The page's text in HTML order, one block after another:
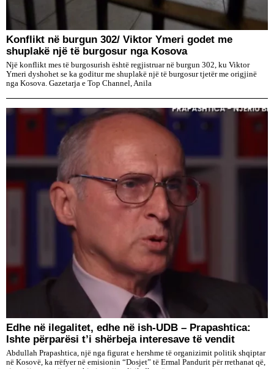
Konflikt në burgun 302/ Viktor Ymeri godet me
shuplakë një të burgosur nga Kosova
Një konflikt mes të burgosurish është regjistruar në burgun 302, ku Viktor
Ymeri dyshohet se ka goditur me shuplakë një të burgosur tjetër me origjinë
nga Kosova. Gazetarja e Top Channel, Anila
Edhe në ilegalitet, edhe në ish-UDB – Prapashtica:
Ishte përparësi t’i shërbeja interesave të vendit
Abdullah Prapashtica, një nga figurat e hershme të organizimit politik shqiptar
në Kosovë, ka rrëfyer në emisionin “Dosjet” të Ermal Pandurit për rrethanat që,